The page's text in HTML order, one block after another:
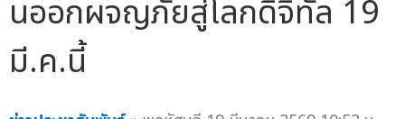
นออกผจญภัยสู่โลกดิจิทัล 19
มี.ค.นี้